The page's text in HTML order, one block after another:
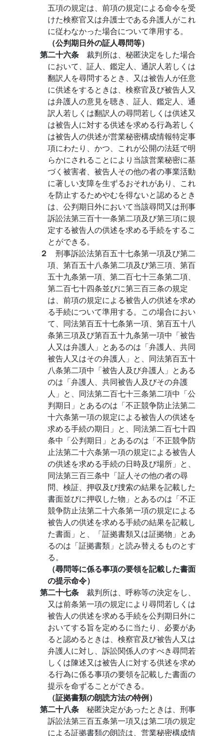
五項の規定は、前項の規定による命令を受
けた検察官又は弁護士である弁護人がこれ
に従わなかった場合について準用する。
（公判期日外の証人尋問等）
第二十六条 裁判所は、秘匿決定をした場合
において、証人、鑑定人、通訳人若しくは
翻訳人を尋問するとき、又は被告人が任意
に供述をするときは、検察官及び被告人又
は弁護人の意見を聴き、証人、鑑定人、通
訳人若しくは翻訳人の尋問若しくは供述又
は被告人に対する供述を求める行為若しく
は被告人の供述が営業秘密構成情報特定事
項にわたり、かつ、これが公開の法廷で明
らかにされることにより当該営業秘密に基
づく被害者、被告人その他の者の事業活動
に著しい支障を生ずるおそれがあり、これ
を防止するためやむを得ないと認めるとき
は、公判期日外において当該尋問又は刑事
訴訟法第三百十一条第二項及び第三項に規
定する被告人の供述を求める手続をするこ
とができる。
２ 刑事訴訟法第百五十七条第一項及び第二
項、第百五十八条第二項及び第三項、第百
五十九条第一項、第二百七十三条第二項、
第二百七十四条並びに第三百三条の規定
は、前項の規定による被告人の供述を求め
る手続について準用する。この場合におい
て、同法第百五十七条第一項、第百五十八
条第三項及び第百五十九条第一項中「被告
人又は弁護人」とあるのは「弁護人、共同
被告人又はその弁護人」と、同法第百五十
八条第二項中「被告人及び弁護人」とある
のは「弁護人、共同被告人及びその弁護
人」と、同法第二百七十三条第二項中「公
判期日」とあるのは「不正競争防止法第二
十六条第一項の規定による被告人の供述を
求める手続の期日」と、同法第二百七十四
条中「公判期日」とあるのは「不正競争防
止法第二十六条第一項の規定による被告人
の供述を求める手続の日時及び場所」と、
同法第三百三条中「証人その他の者の尋
問、検証、押収及び捜索の結果を記載した
書面並びに押収した物」とあるのは「不正
競争防止法第二十六条第一項の規定による
被告人の供述を求める手続の結果を記載し
た書面」と、「証拠書類又は証拠物」とあ
るのは「証拠書類」と読み替えるものとす
る。
（尋問等に係る事項の要領を記載した書面
の提示命令）
第二十七条 裁判所は、呼称等の決定をし、
又は前条第一項の規定により尋問若しくは
被告人の供述を求める手続を公判期日外に
おいてする旨を定めるに当たり、必要があ
ると認めるときは、検察官及び被告人又は
弁護人に対し、訴訟関係人のすべき尋問若
しくは陳述又は被告人に対する供述を求め
る行為に係る事項の要領を記載した書面の
提示を命ずることができる。
（証拠書類の朗読方法の特例）
第二十八条 秘匿決定があったときは、刑事
訴訟法第三百五条第一項又は第二項の規定
による証拠書類の朗読は、営業秘密構成情